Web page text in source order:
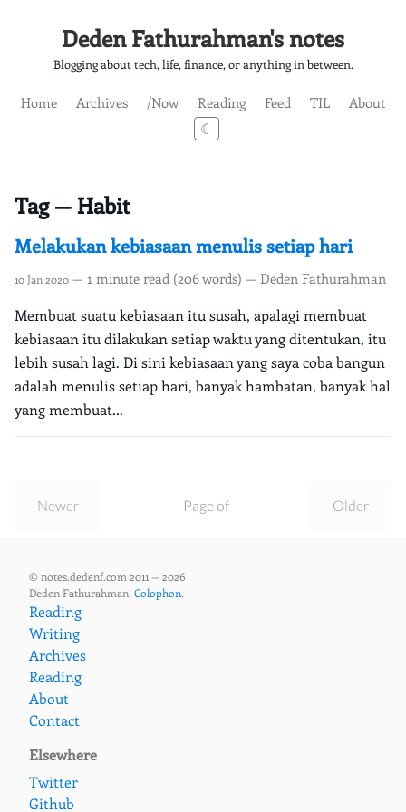
Deden Fathurahman's notes
Blogging about tech, life, finance, or anything in between.
Home Archives /Now Reading Feed TIL
About
☾
Tag — Habit
Melakukan kebiasaan menulis setiap hari
10 Jan 2020 — 1 minute read (206 words) — Deden Fathurahman
Membuat suatu kebiasaan itu susah, apalagi membuat
kebiasaan itu dilakukan setiap waktu yang ditentukan, itu
lebih susah lagi. Di sini kebiasaan yang saya coba bangun
adalah menulis setiap hari, banyak hambatan, banyak hal
yang membuat...
Newer Older
Page of
© notes.dedenf.com 2011 — 2026
Deden Fathurahman, Colophon.
Reading
Writing
Archives
Reading
About
Contact
Elsewhere
Twitter
Github